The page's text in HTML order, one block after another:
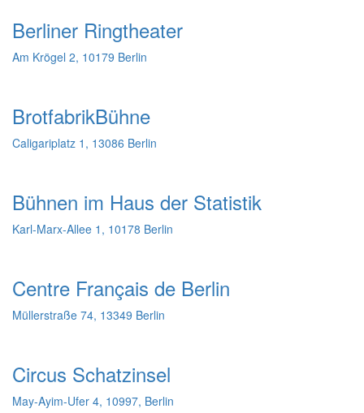
Berliner Ringtheater
Am Krögel 2, 10179 Berlin
BrotfabrikBühne
Caligariplatz 1, 13086 Berlin
Bühnen im Haus der Statistik
Karl-Marx-Allee 1, 10178 Berlin
Centre Français de Berlin
Müllerstraße 74, 13349 Berlin
Circus Schatzinsel
May-Ayim-Ufer 4, 10997, Berlin